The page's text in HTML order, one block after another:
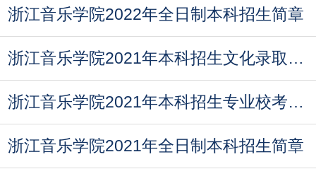
浙江音乐学院2022年全日制本科招生简章
浙江音乐学院2021年本科招生文化录取控制分数线
浙江音乐学院2021年本科招生专业校考合格分数线
浙江音乐学院2021年全日制本科招生简章